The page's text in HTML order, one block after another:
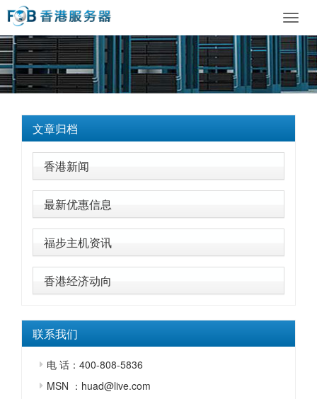
文章归档
香港新闻
最新优惠信息
福步主机资讯
香港经济动向
联系我们
电 话：400-808-5836
MSN ：huad@live.com